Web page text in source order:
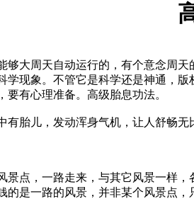
周天自动运行的，有个意念周天
学现象。不管它是科学还是神通，
有心理准备。高级胎息功法。
儿，发动浑身气机，让人舒畅无
，一路走来，与其它风景一样，
一路的风景，并非某个风景点，